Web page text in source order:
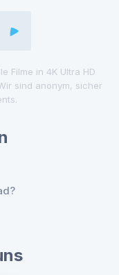
Filme in 4K Ultra HD
sind anonym, sicher